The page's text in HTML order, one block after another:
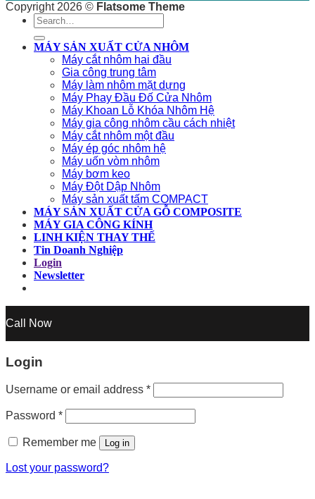
Copyright 2026 © Flatsome Theme
Search
for:
MÁY SẢN XUẤT CỬA NHÔM
Máy cắt nhôm hai đầu
Gia công trung tâm
Máy làm nhôm mặt dựng
Máy Phay Đầu Đố Cửa Nhôm
Máy Khoan Lỗ Khóa Nhôm Hệ
Máy gia công nhôm cầu cách nhiệt
Máy cắt nhôm một đầu
Máy ép góc nhôm hệ
Máy uốn vòm nhôm
Máy bơm keo
Máy Đột Dập Nhôm
Máy sản xuất tấm COMPACT
MÁY SẢN XUẤT CỬA GỖ COMPOSITE
MÁY GIA CÔNG KÍNH
LINH KIỆN THAY THẾ
Tin Doanh Nghiệp
Login
Newsletter
Call Now
Login
Username or email address *
Password *
Remember me Log in
Lost your password?